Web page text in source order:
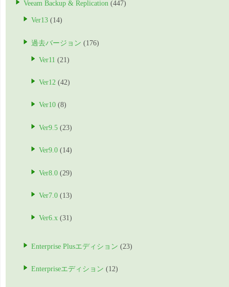
Veeam Backup & Replication (447)
Ver13 (14)
過去バージョン (176)
Ver11 (21)
Ver12 (42)
Ver10 (8)
Ver9.5 (23)
Ver9.0 (14)
Ver8.0 (29)
Ver7.0 (13)
Ver6.x (31)
Enterprise Plusエディション (23)
Enterpriseエディション (12)